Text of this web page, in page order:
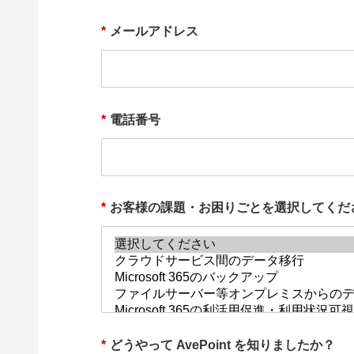
* メールアドレス
* 電話番号
* お客様の課題・お困りごとを選択してくだ
* どうやって AvePoint を知りましたか？